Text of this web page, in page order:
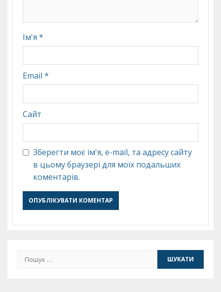
Ім'я *
Email *
Сайт
Зберегти моє ім'я, e-mail, та адресу сайту
в цьому браузері для моїх подальших
коментарів.
Пошук: